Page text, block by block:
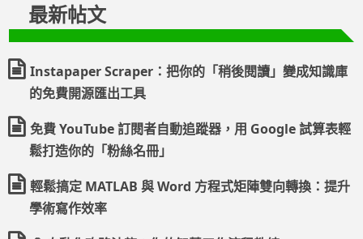
最新帖文
Instapaper Scraper：把你的「稍後閱讀」變成知識庫
的免費開源匯出工具
免費 YouTube 訂閱者自動追蹤器，用 Google 試算表輕
鬆打造你的「粉絲名冊」
輕鬆搞定 MATLAB 與 Word 方程式矩陣雙向轉換：提升
學術寫作效率